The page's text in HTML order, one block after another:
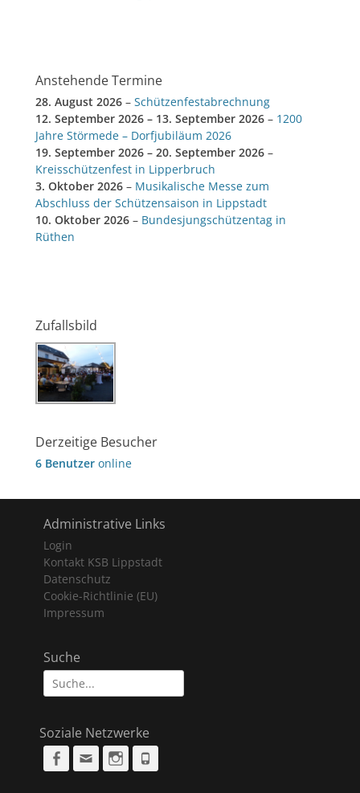
Anstehende Termine
28. August 2026 – Schützenfestabrechnung
12. September 2026 – 13. September 2026 – 1200
Jahre Störmede – Dorfjubiläum 2026
19. September 2026 – 20. September 2026 –
Kreisschützenfest in Lipperbruch
3. Oktober 2026 – Musikalische Messe zum
Abschluss der Schützensaison in Lippstadt
10. Oktober 2026 – Bundesjungschützentag in
Rüthen
Zufallsbild
Derzeitige Besucher
6 Benutzer online
Administrative Links
Login
Kontakt KSB Lippstadt
Datenschutz
Cookie-Richtlinie (EU)
Impressum
Suche
Suche
nach:
Soziale Netzwerke
Facebook
Email Instagram